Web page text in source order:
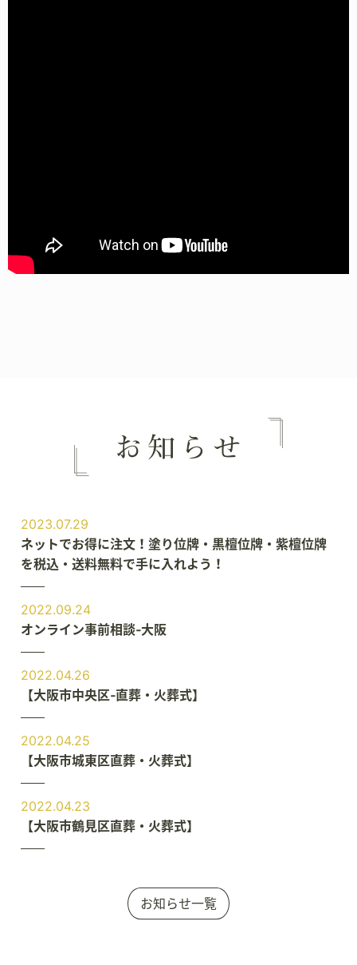
2023.07.29
ネットでお得に注文！塗り位牌・黒檀位牌・紫檀位牌
を税込・送料無料で手に入れよう！
2022.09.24
オンライン事前相談‐大阪
2022.04.26
【大阪市中央区‐直葬・火葬式】
2022.04.25
【大阪市城東区直葬・火葬式】
2022.04.23
【大阪市鶴見区直葬・火葬式】
お知らせ一覧